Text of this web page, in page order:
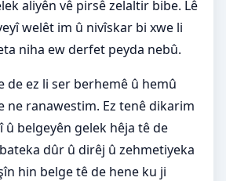
aliyên vê pirsê zelaltir bibe. Lê
welêt im û nivîskar bi xwe li
niha ew derfet peyda nebû.
de ez li ser berhemê û hemû
ne ranawestim. Ez tenê dikarim
û belgeyên gelek hêja tê de
dûr û dirêj û zehmetiyeka
hin belge tê de hene ku ji